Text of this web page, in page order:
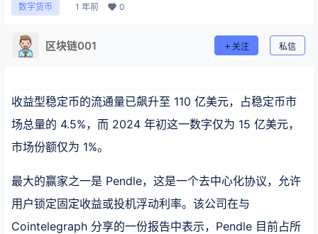
数字货币 1 年前 0
区块链001 关注 私信
收益型稳定币的流通量已飙升至 110 亿美元，占稳定币市
场总量的 4.5%，而 2024 年初这一数字仅为 15 亿美元，
市场份额仅为 1%。
最大的赢家之一是 Pendle，这是一个去中心化协议，允许
用户锁定固定收益或投机浮动利率。该公司在与
Cointelegraph 分享的一份报告中表示，Pendle 目前占所